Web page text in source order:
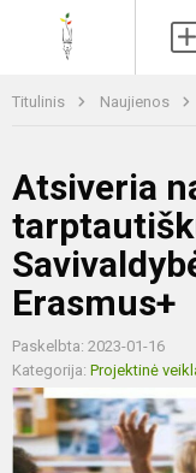
Titulinis Naujienos
Atsiveria
Erasmus+
Paskelbta: 2023-01-16
Kategorija: Projektinė